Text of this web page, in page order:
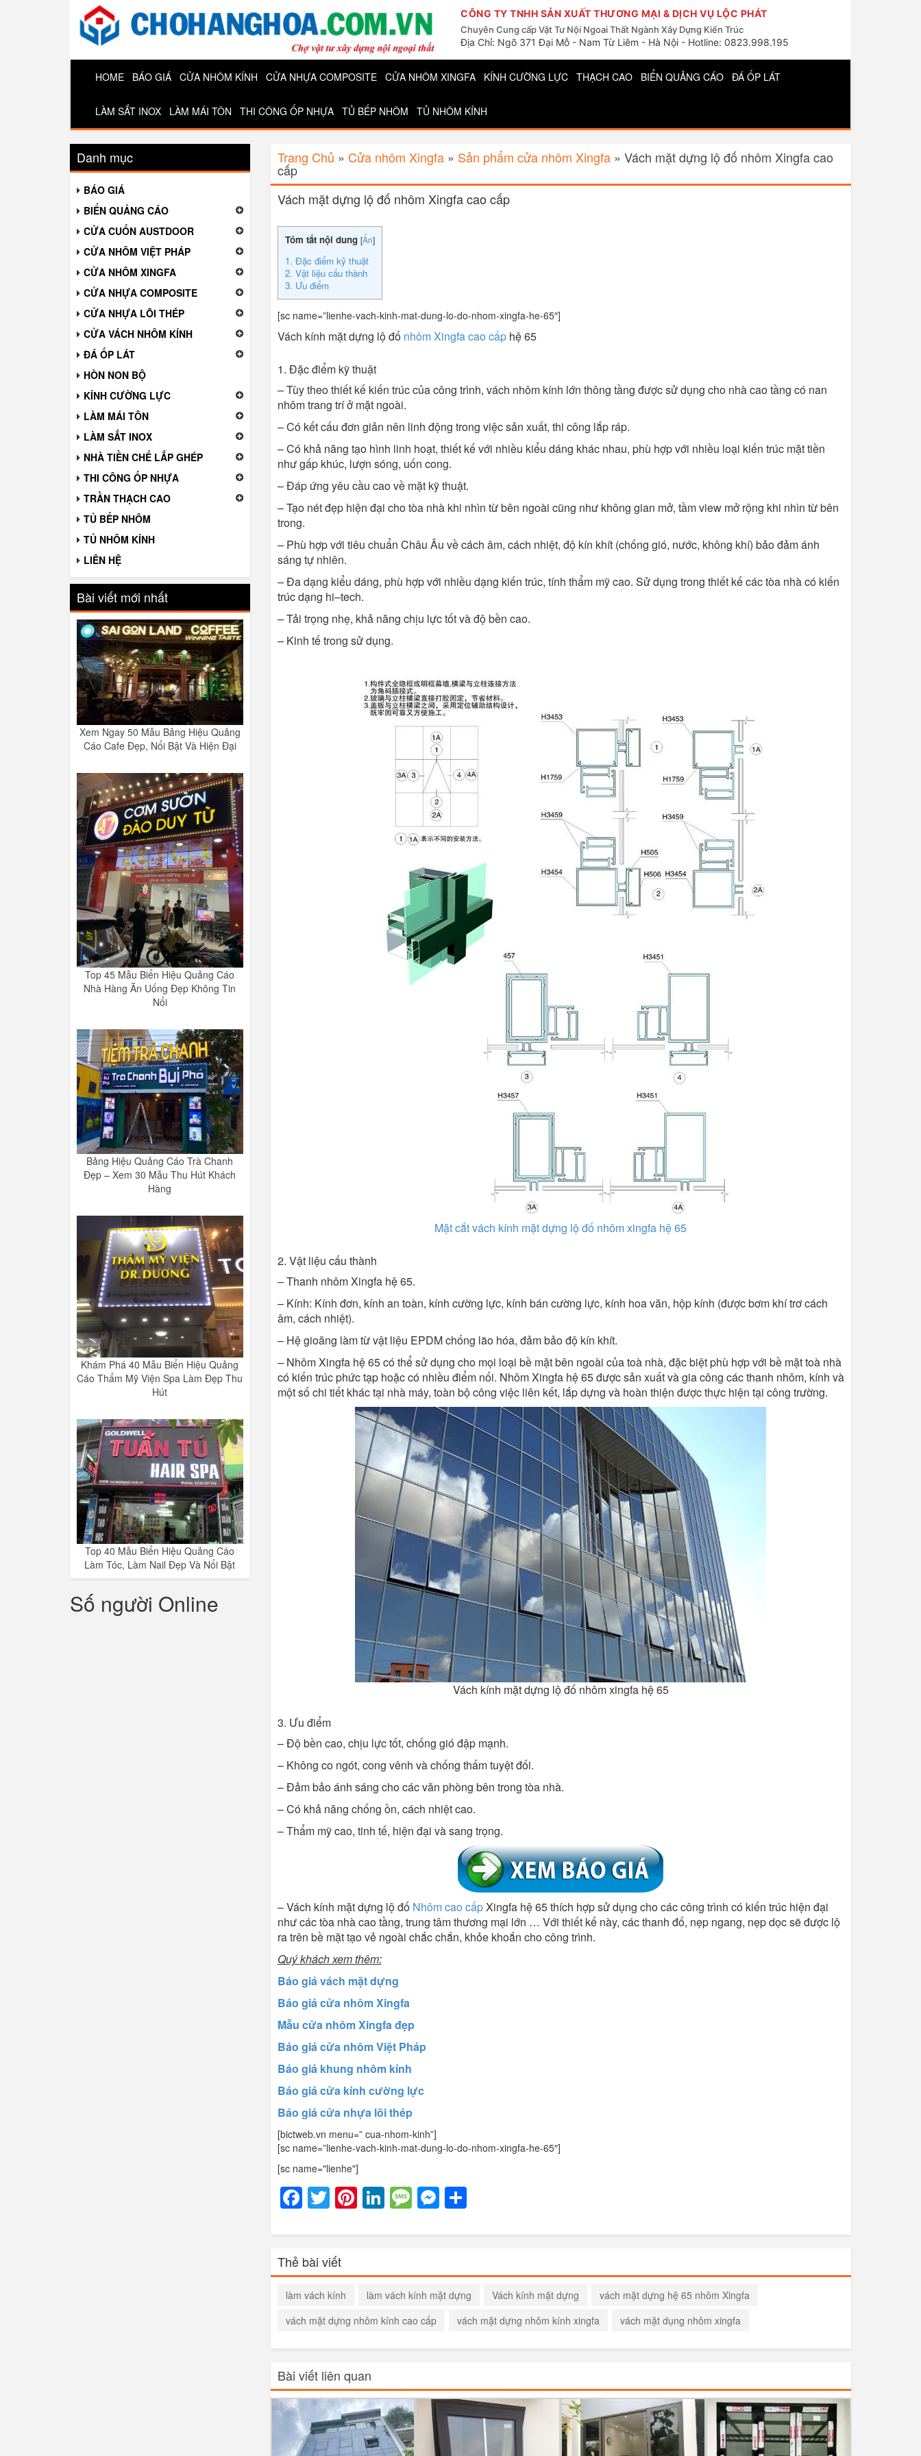
CÔNG TY TNHH SẢN XUẤT THƯƠNG MẠI & DỊCH VỤ LỘC PHÁT
Chuyên Cung cấp Vật Tư Nội Ngoai Thất Ngành Xây Dựng Kiến Trúc
Địa Chỉ: Ngõ 371 Đại Mỗ - Nam Từ Liêm - Hà Nội - Hotline: 0823.998.195
HOME BÁO GIÁ CỬA NHÔM KÍNH CỬA NHỰA COMPOSITE CỬA NHÔM XINGFA KÍNH CƯỜNG LỰC THẠCH CAO BIỂN QUẢNG CÁO ĐÁ ỐP LÁT
LÀM SẮT INOX LÀM MÁI TÔN THI CÔNG ỐP NHỰA TỦ BẾP NHÔM TỦ NHÔM KÍNH
Danh mục
BÁO GIÁ
BIỂN QUẢNG CÁO
CỬA CUỐN AUSTDOOR
CỬA NHÔM VIỆT PHÁP
CỬA NHÔM XINGFA
CỬA NHỰA COMPOSITE
CỬA NHỰA LÕI THÉP
CỬA VÁCH NHÔM KÍNH
ĐÁ ỐP LÁT
HÒN NON BỘ
KÍNH CƯỜNG LỰC
LÀM MÁI TÔN
LÀM SẮT INOX
NHÀ TIỀN CHẾ LẮP GHÉP
THI CÔNG ỐP NHỰA
TRẦN THẠCH CAO
TỦ BẾP NHÔM
TỦ NHÔM KÍNH
LIÊN HỆ
Bài viết mới nhất
Xem Ngay 50 Mẫu Bảng Hiệu Quảng
Cáo Cafe Đẹp, Nổi Bật Và Hiện Đại
Top 45 Mẫu Biển Hiệu Quảng Cáo
Nhà Hàng Ăn Uống Đẹp Không Tin
Nổi
Bảng Hiệu Quảng Cáo Trà Chanh
Đẹp – Xem 30 Mẫu Thu Hút Khách
Hàng
Khám Phá 40 Mẫu Biển Hiệu Quảng
Cáo Thẩm Mỹ Viện Spa Làm Đẹp Thu
Hút
Top 40 Mẫu Biển Hiệu Quảng Cáo
Làm Tóc, Làm Nail Đẹp Và Nổi Bật
Số người Online
Trang Chủ » Cửa nhôm Xingfa» Sản phẩm cửa nhôm Xingfa» Vách mặt dựng lộ đố nhôm Xingfa cao
cấp
Vách mặt dựng lộ đố nhôm Xingfa cao cấp
Tóm tắt nội dung [Ẩn]
1. Đặc điểm kỹ thuật
2. Vật liệu cấu thành
3. Ưu điểm
[sc name=”lienhe-vach-kinh-mat-dung-lo-do-nhom-xingfa-he-65″]
Vách kính mặt dựng lộ đố nhôm Xingfa cao cấphệ 65
1. Đặc điểm kỹ thuật
–Tùy theo thiết kế kiến trúc của công trình, vách nhôm kính lớn thông tầng được sử dụng cho nhà cao tầng có nan
nhôm trang trí ở mặt ngoài.
– Có kết cấu đơn giản nên linh động trong việc sản xuất, thi công lắp ráp.
– Có khả năng tạo hình linh hoạt, thiết kế với nhiều kiểu dáng khác nhau, phù hợp với nhiều loại kiến trúc mặt tiền
như gấp khúc, lượn sóng, uốn cong.
– Đáp ứng yêu cầu cao về mặt kỹ thuật.
– Tạo nét đẹp hiện đại cho tòa nhà khi nhìn từ bên ngoài cũng như không gian mở, tầm view mở rộng khi nhìn từ bên
trong.
–Phù hợp với tiêu chuẩn Châu Âu về cách âm, cách nhiệt, độ kín khít (chống gió, nước, không khí) bảo đảm ánh
sáng tự nhiên.
–Đa dạng kiểu dáng, phù hợp với nhiều dạng kiến trúc, tính thẩm mỹ cao. Sử dụng trong thiết kế các tòa nhà có kiến
trúc dạng hi–tech.
–Tải trọng nhẹ, khả năng chịu lực tốt và độ bền cao.
–Kinh tế trong sử dụng.
Mặt cắt vách kính mặt dựng lộ đố nhôm xingfa hệ 65
2. Vật liệu cấu thành
– Thanh nhôm Xingfa hệ 65.
– Kính: Kính đơn, kính an toàn, kính cường lực, kính bán cường lực, kính hoa văn, hộp kính (được bơm khí trơ cách
âm, cách nhiệt).
– Hệ gioăng làm từ vật liệu EPDM chống lão hóa, đảm bảo độ kín khít.
–Nhôm Xingfa hệ 65 có thể sử dụng cho mọi loại bề mặt bên ngoài của toà nhà, đặc biệt phù hợp với bề mặt toà nhà
có kiến trúc phức tạp hoặc có nhiều điểm nối. Nhôm Xingfa hệ 65 được sản xuất và gia công các thanh nhôm, kính và
một số chi tiết khác tại nhà máy, toàn bộ công việc liên kết, lắp dựng và hoàn thiện được thực hiện tại công trường.
Vách kính mặt dựng lộ đố nhôm xingfa hệ 65
3. Ưu điểm
– Độ bền cao, chịu lực tốt, chống gió đập mạnh.
– Không co ngót, cong vênh và chống thấm tuyệt đối.
– Đảm bảo ánh sáng cho các văn phòng bên trong tòa nhà.
– Có khả năng chống ồn, cách nhiệt cao.
– Thẩm mỹ cao, tinh tế, hiện đại và sang trọng.
– Vách kính mặt dựng lộ đố Nhôm cao cấpXingfa hệ 65 thích hợp sử dụng cho các công trình có kiến trúc hiện đại
như các tòa nhà cao tầng, trung tâm thương mại lớn … Với thiết kế này, các thanh đố, nẹp ngang, nẹp dọc sẽ được lộ
ra trên bề mặt tạo vẻ ngoài chắc chắn, khỏe khoắn cho công trình.
Quý khách xem thêm:
Báo giá vách mặt dựng
Báo giá cửa nhôm Xingfa
Mẫu cửa nhôm Xingfa đẹp
Báo giá cửa nhôm Việt Pháp
Báo giá khung nhôm kính
Báo giá cửa kính cường lực
Báo giá cửa nhựa lõi thép
[bictweb.vn menu=” cua-nhom-kinh”]
[sc name=”lienhe-vach-kinh-mat-dung-lo-do-nhom-xingfa-he-65″]
[sc name="lienhe"]
Facebook
Twitter
Pinterest
LinkedIn
Message
Messenger
Share
Thẻ bài viết
làm vách kính làm vách kính mặt dựng Vách kính mặt dựng
vách mặt dựng hệ 65 nhôm Xingfa
vách mặt dựng nhôm kính cao cấp
vách mặt dựng nhôm kính xingfa vách mặt dụng nhôm xingfa
Bài viết liên quan